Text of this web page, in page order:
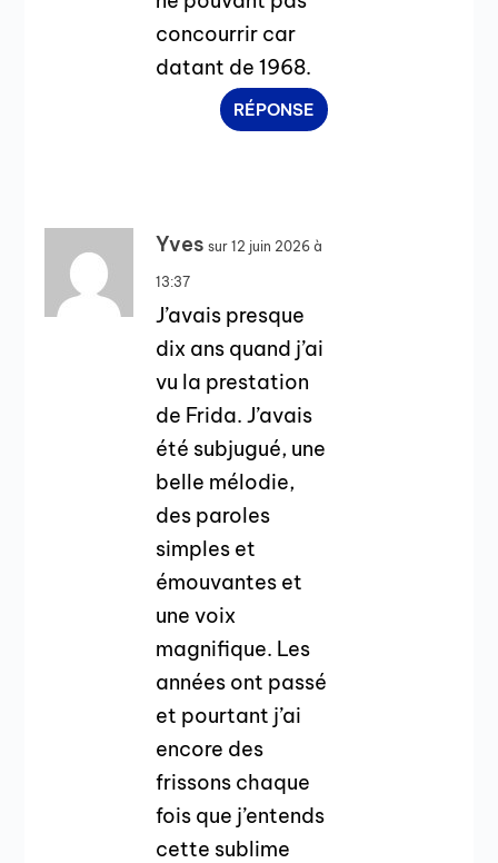
concourrir car
datant de 1968.
RÉPONSE
Yves sur 12 juin 2026 à
13:37
J’avais presque
dix ans quand j’ai
vu la prestation
de Frida. J’avais
été subjugué, une
belle mélodie,
des paroles
simples et
émouvantes et
une voix
magnifique. Les
années ont passé
et pourtant j’ai
encore des
frissons chaque
fois que j’entends
cette sublime